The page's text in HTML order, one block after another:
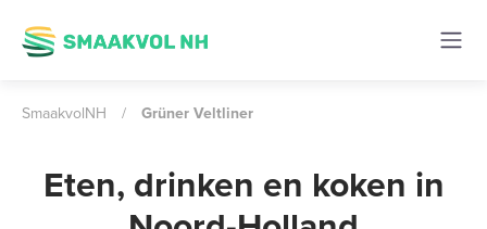
SmaakvolNH / Grüner Veltliner
Eten, drinken en koken in